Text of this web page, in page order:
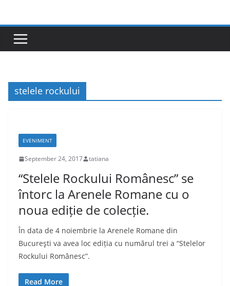
content
stelele rockului
EVENIMENT
September 24, 2017 tatiana
“Stelele Rockului Românesc” se
întorc la Arenele Romane cu o
noua ediție de colecție.
În data de 4 noiembrie la Arenele Romane din
Bucureşti va avea loc ediția cu numărul trei a “Stelelor
Rockului Românesc”.
Read More